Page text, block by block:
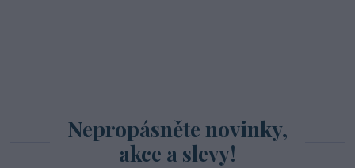
Nepropásněte novinky,
akce a slevy!